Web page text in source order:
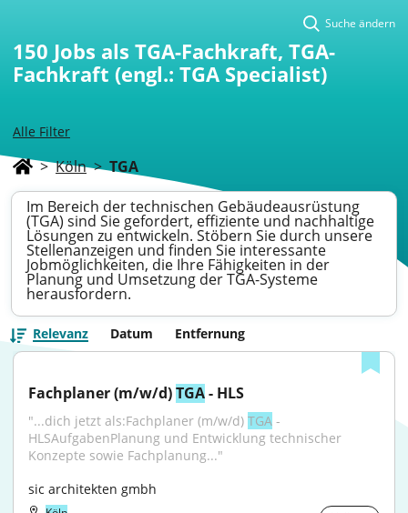
Alle Filter
Suche ändern
150 Jobs als TGA-Fachkraft, TGA-
Fachkraft (engl.: TGA Specialist)
> Köln > TGA
Im Bereich der technischen Gebäudeausrüstung
(TGA) sind Sie gefordert, effiziente und nachhaltige
Lösungen zu entwickeln. Stöbern Sie durch unsere
Stellenanzeigen und finden Sie interessante
Jobmöglichkeiten, die Ihre Fähigkeiten in der
Planung und Umsetzung der TGA-Systeme
herausfordern.
Relevanz Datum Entfernung
Fachplaner (m/w/d) TGA - HLS
"...dich jetzt als:Fachplaner (m/w/d) TGA -
HLSAufgabenPlanung und Entwicklung technischer
Konzepte sowie Fachplanung..."
sic architekten gmbh